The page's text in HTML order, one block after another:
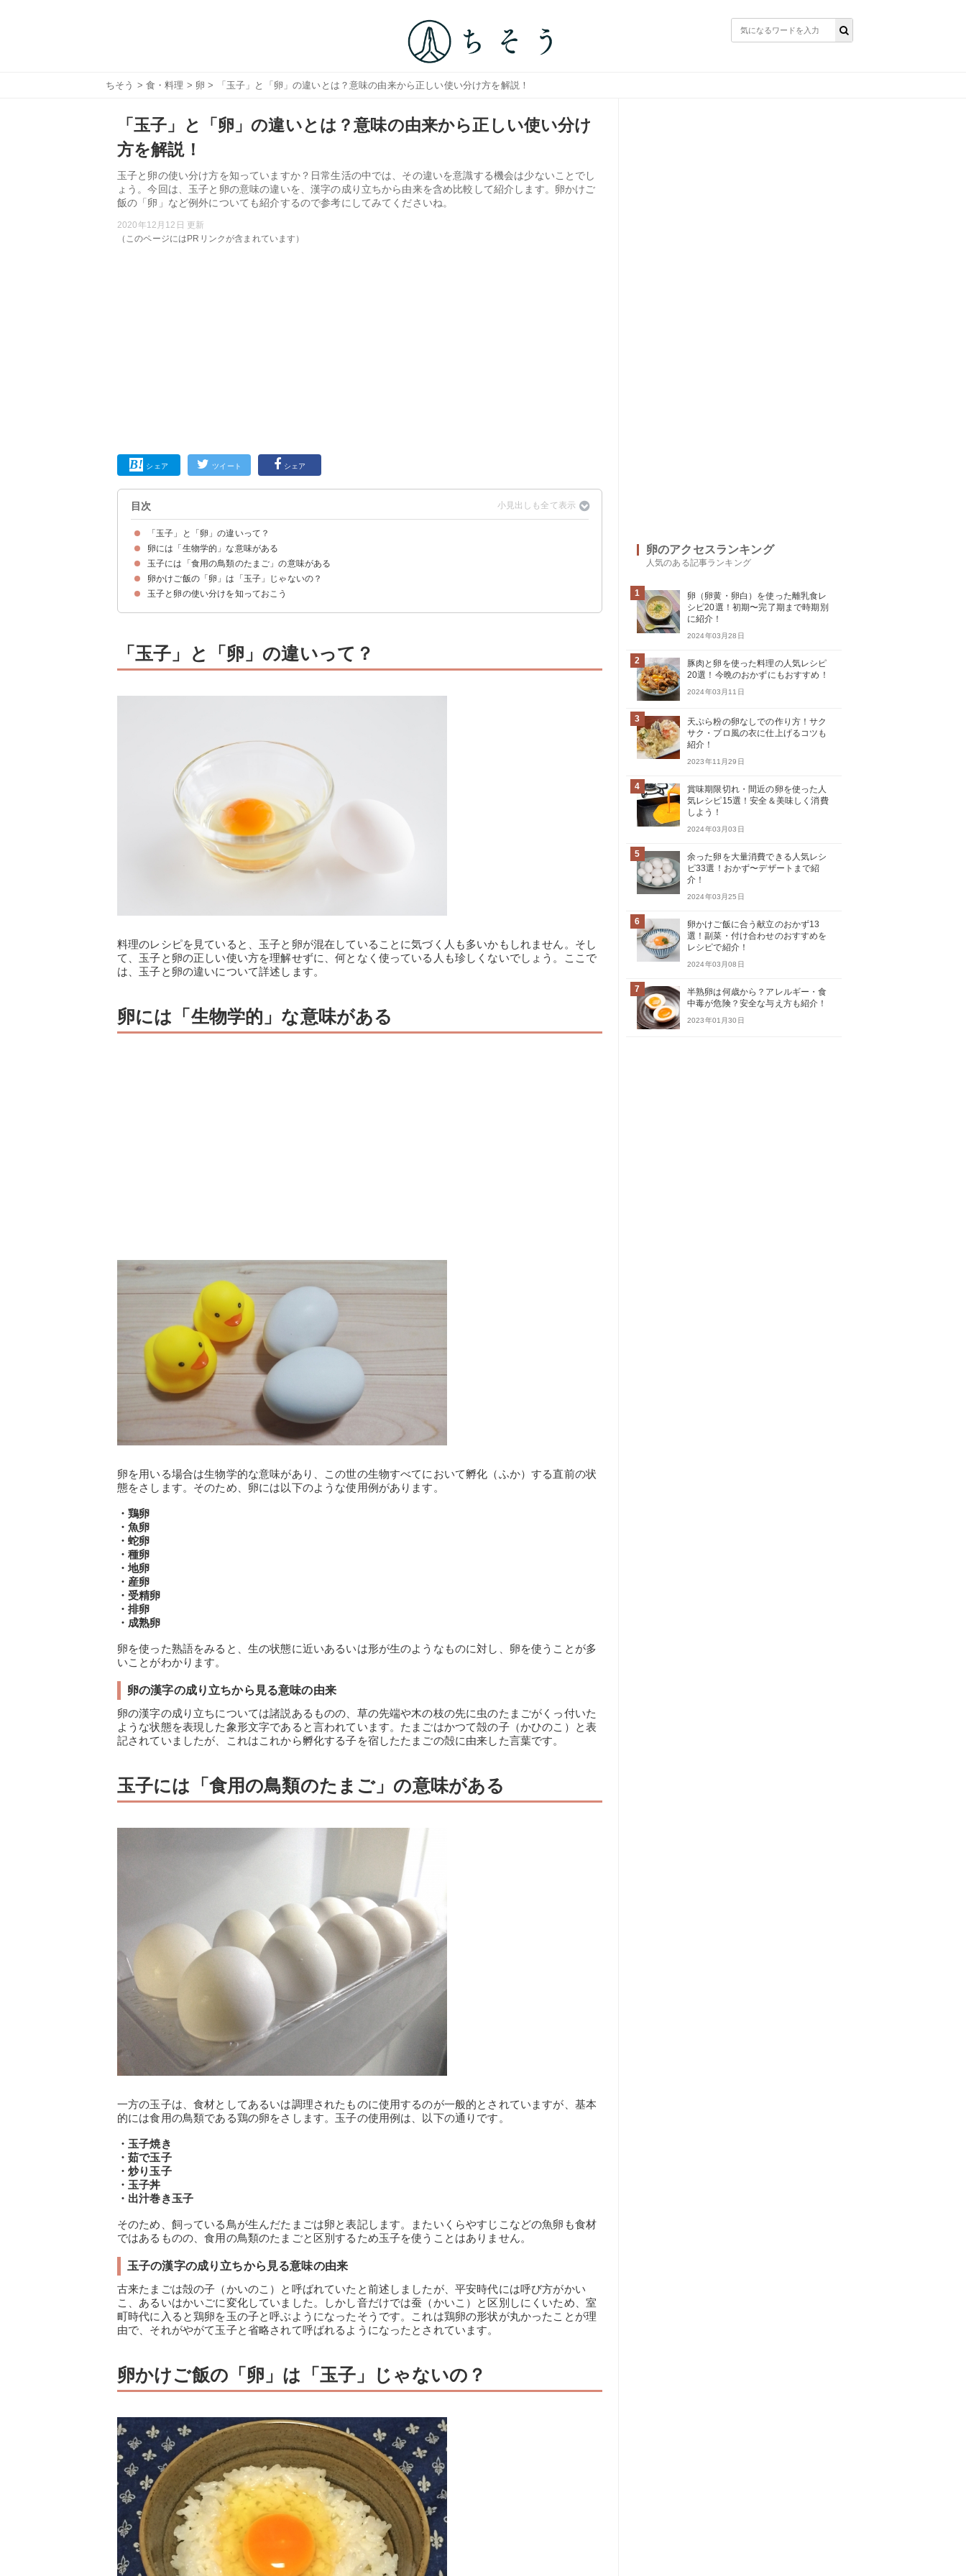
ちそう > 食・料理 > 卵 > 「玉子」と「卵」の違いとは？意味の由来から正しい使い分け方を解説！
「玉子」と「卵」の違いとは？意味の由来から正しい使い分け
方を解説！
玉子と卵の使い分け方を知っていますか？日常生活の中では、その違いを意識する機会は少ないことでし
ょう。今回は、玉子と卵の意味の違いを、漢字の成り立ちから由来を含め比較して紹介します。卵かけご
飯の「卵」など例外についても紹介するので参考にしてみてくださいね。
2020年12月12日 更新
（このページにはPRリンクが含まれています）
シェア ツイート シェア
目次
「玉子」と「卵」の違いって？
卵には「生物学的」な意味がある
卵の漢字の成り立ちから見る意味の由来
玉子には「食用の鳥類のたまご」の意味がある
玉子の漢字の成り立ちから見る意味の由来
卵かけご飯の「卵」は「玉子」じゃないの？
食材の「卵」「玉子」の使い分けは曖昧
玉子と卵の使い分けを知っておこう
「玉子」と「卵」の違いって？
料理のレシピを見ていると、玉子と卵が混在していることに気づく人も多いかもしれません。そし
て、玉子と卵の正しい使い方を理解せずに、何となく使っている人も珍しくないでしょう。ここで
は、玉子と卵の違いについて詳述します。
卵には「生物学的」な意味がある
卵を用いる場合は生物学的な意味があり、この世の生物すべてにおいて孵化（ふか）する直前の状
態をさします。そのため、卵には以下のような使用例があります。
・鶏卵
・魚卵
・蛇卵
・種卵
・地卵
・産卵
・受精卵
・排卵
・成熟卵
卵を使った熟語をみると、生の状態に近いあるいは形が生のようなものに対し、卵を使うことが多
いことがわかります。
卵の漢字の成り立ちから見る意味の由来
卵の漢字の成り立ちについては諸説あるものの、草の先端や木の枝の先に虫のたまごがくっ付いた
ような状態を表現した象形文字であると言われています。たまごはかつて殻の子（かひのこ）と表
記されていましたが、これはこれから孵化する子を宿したたまごの殻に由来した言葉です。
玉子には「食用の鳥類のたまご」の意味がある
一方の玉子は、食材としてあるいは調理されたものに使用するのが一般的とされていますが、基本
的には食用の鳥類である鶏の卵をさします。玉子の使用例は、以下の通りです。
・玉子焼き
・茹で玉子
・炒り玉子
・玉子丼
・出汁巻き玉子
そのため、飼っている鳥が生んだたまごは卵と表記します。またいくらやすじこなどの魚卵も食材
ではあるものの、食用の鳥類のたまごと区別するため玉子を使うことはありません。
玉子の漢字の成り立ちから見る意味の由来
古来たまごは殻の子（かいのこ）と呼ばれていたと前述しましたが、平安時代には呼び方がかい
こ、あるいはかいごに変化していました。しかし音だけでは蚕（かいこ）と区別しにくいため、室
町時代に入ると鶏卵を玉の子と呼ぶようになったそうです。これは鶏卵の形状が丸かったことが理
由で、それがやがて玉子と省略されて呼ばれるようになったとされています。
卵かけご飯の「卵」は「玉子」じゃないの？
卵のアクセスランキング
人気のある記事ランキング
1
卵（卵黄・卵白）を使った離乳食レ
シピ20選！初期〜完了期まで時期別
に紹介！
2024年03月28日
2
豚肉と卵を使った料理の人気レシピ
20選！今晩のおかずにもおすすめ！
2024年03月11日
3
天ぷら粉の卵なしでの作り方！サク
サク・プロ風の衣に仕上げるコツも
紹介！
2023年11月29日
4
賞味期限切れ・間近の卵を使った人
気レシピ15選！安全＆美味しく消費
しよう！
2024年03月03日
5
余った卵を大量消費できる人気レシ
ピ33選！おかず〜デザートまで紹
介！
2024年03月25日
6
卵かけご飯に合う献立のおかず13
選！副菜・付け合わせのおすすめを
レシピで紹介！
2024年03月08日
7
半熟卵は何歳から？アレルギー・食
中毒が危険？安全な与え方も紹介！
2023年01月30日